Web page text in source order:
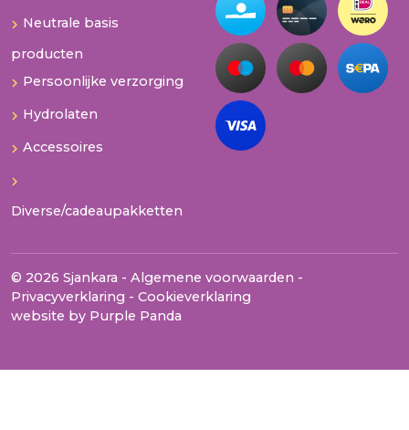
Neutrale basis
producten
Persoonlijke verzorging
Hydrolaten
Accessoires
Diverse/cadeaupakketten
© 2026 Sjankara - Algemene voorwaarden -
Privacyverklaring - Cookieverklaring
website by Purple Panda